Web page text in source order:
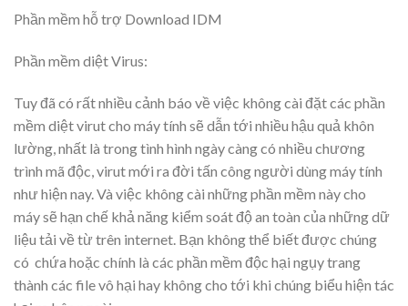
Phần mềm hỗ trợ Download IDM
Phần mềm diệt Virus:
Tuy đã có rất nhiều cảnh báo về việc không cài đặt các phần
mềm diệt virut cho máy tính sẽ dẫn tới nhiều hậu quả khôn
lường, nhất là trong tình hình ngày càng có nhiều chương
trình mã độc, virut mới ra đời tấn công người dùng máy tính
như hiện nay. Và việc không cài những phần mềm này cho
máy sẽ hạn chế khả năng kiểm soát độ an toàn của những dữ
liệu tải về từ trên internet. Bạn không thể biết được chúng
có chứa hoặc chính là các phần mềm độc hại ngụy trang
thành các file vô hại hay không cho tới khi chúng biểu hiện tác